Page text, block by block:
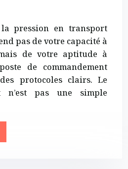
pression en transport
pas de votre capacité à
de votre aptitude à
de commandement
protocoles clairs. Le
n’est pas une simple